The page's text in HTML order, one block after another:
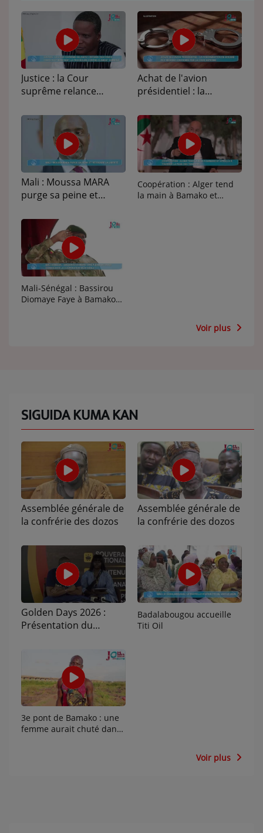
ARTISTES
PLAYLIST
TITRES DIFFUSÉS
PHOTOS
PODCASTS
VIDÉOS
NOTRE ACTU
JEUX CONCOURS
QUI SOMMES-NOUS ?
Justice : la Cour
suprême relance
Covid-19 et maintient la
procédure contre
Clément Dembélé
Achat de l'avion
présidentiel : la
Bouaré Fily Sissoko
confirmée par la Cour
suprême
Mali : Moussa MARA
purge sa peine et
Coopération : Alger tend
la main à Bamako et
Mali-Sénégal : Bassirou
Diomaye Faye à Bamako
Voir plus
SIGUIDA KUMA KAN
Assemblée générale de
la confrérie des dozos
Assemblée générale de
la confrérie des dozos
Golden Days 2026 :
Présentation du
Bamanankan)
Badalabougou accueille
Titi Oil
3e pont de Bamako : une
femme aurait chuté dans
Voir plus